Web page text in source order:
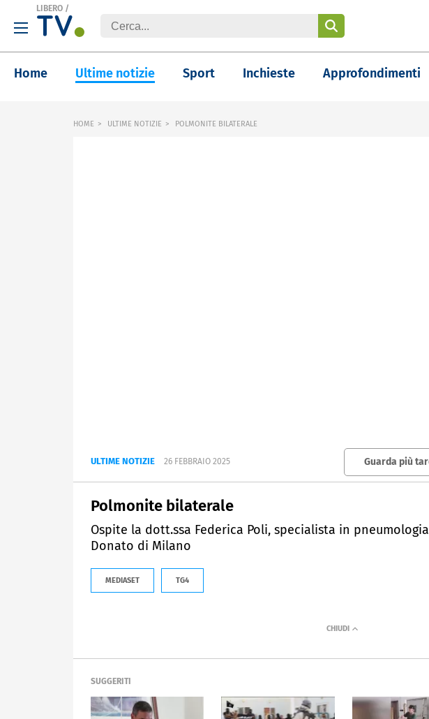
LIBERO /
Home Ultime notizie Sport Inchieste Approfondimenti
HOME ULTIME NOTIZIE POLMONITE BILATERALE
ULTIME NOTIZIE 26 FEBBRAIO 2025 Guarda più
Polmonite bilaterale
Ospite la dott.ssa Federica Poli, specialista in
Donato di Milano
MEDIASET TG4
SUGGERITI